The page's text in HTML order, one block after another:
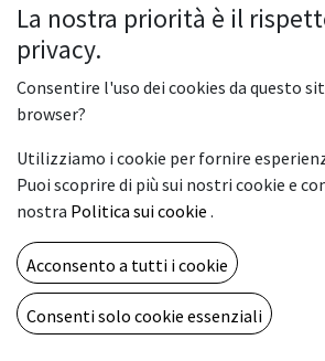
I nostri clienti
La nostra priorità è il
privacy.
Consentire l'uso dei cookies da questo
browser?
Utilizziamo i cookie per fornire
Puoi scoprire di più sui nostri cookie e
nostra Politica sui cookie .
Acconsento a tutti i cookie
Consenti solo cookie essenziali